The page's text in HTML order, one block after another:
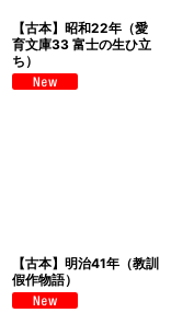
【古本】昭和22年（愛
育文庫33 富士の生ひ立
ち）
【古本】明治41年（教訓
假作物語）